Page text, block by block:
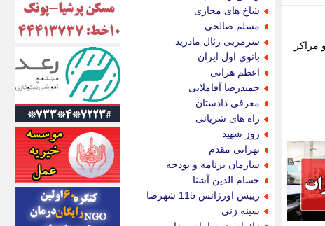
مراکز
شاخ های مجازی
مسلم صالحی
سرمربی رئال مادرید
بانوی اول ایران
اعظم هراتی
حمیدرضا آقاملایی
معرفی دادستان
راه های شریانی
روز شهید
تهرانی مقدم
سازمان برنامه و بودجه
حسام الدین آشنا
رییس اورژانس 115 شهرضا
سینه زنی
ایران آرت
ایران آنلاین
ایران زندگی
ایران فوری
ایرانی روز
ایرانیتال
ایرنا
ایسکانیوز
ایسنا
ایکنا
ایلنا
اینتیتر
ایونا نیوز
بازتاب آنلاین
باشگاه خبرنگاران